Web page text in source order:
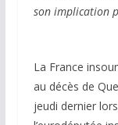
son implication
La France
au décès de
jeudi dernier